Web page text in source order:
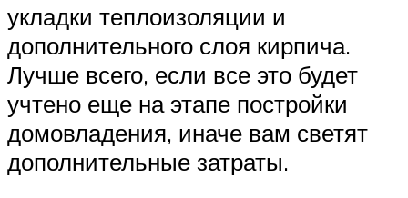
укладки теплоизоляции и
дополнительного слоя кирпича.
Лучше всего, если все это будет
учтено еще на этапе постройки
домовладения, иначе вам светят
дополнительные затраты.